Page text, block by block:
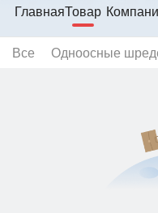
ГлавнаяТовар
Все Одноосные